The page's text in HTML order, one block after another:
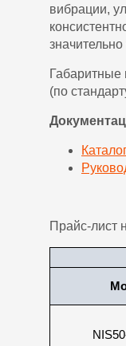
вибрации,
Габаритные
(по
Прайс-лист